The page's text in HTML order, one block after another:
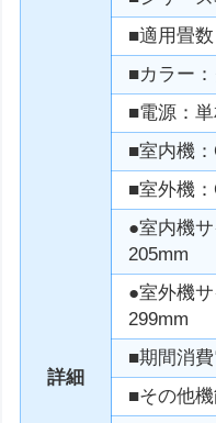
詳細
■適用畳
■カラー
■電源：
■室内機
■室外機
●室内機
205mm
●室外機
299mm
■期間消
■その他